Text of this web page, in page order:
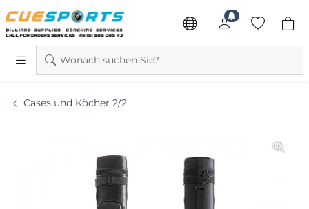
Wonach suchen Sie?
Cases und Köcher 2/2